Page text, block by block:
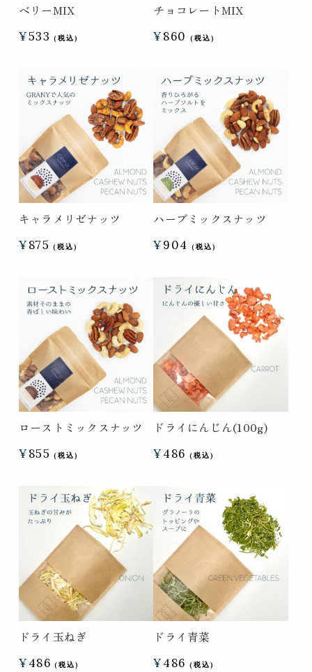
ベリーMIX
¥533
チョコレートMIX
¥860
キャラメリゼナッツ
¥875
ハーブミックスナッツ
¥904
ローストミックスナッツ
¥855
ドライにんじん(100g)
¥486
ドライ玉ねぎ
¥486
ドライ青菜
¥486